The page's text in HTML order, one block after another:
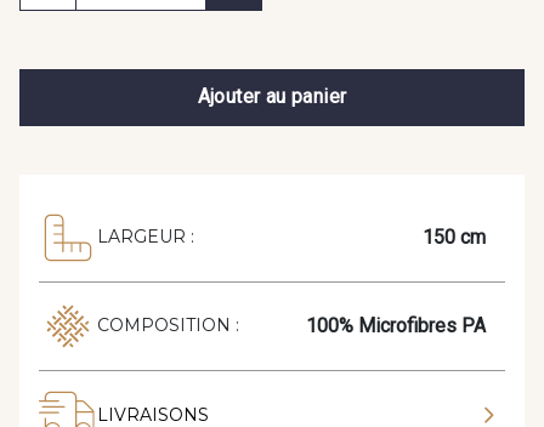
Ajouter au panier
LARGEUR : 150 cm
COMPOSITION : 100% Microfibres PA
LIVRAISONS